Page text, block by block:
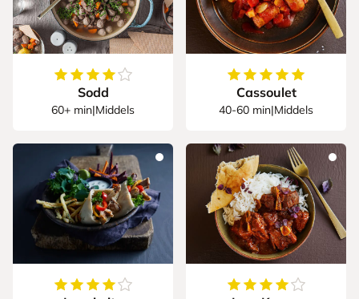
4.363636363636363
stjerner
Sodd
60+ min|Middels
5av5stjerner
Cassoulet
40-60 min|Middels
4.666666666666667
stjerner
4.25av 5stjerner